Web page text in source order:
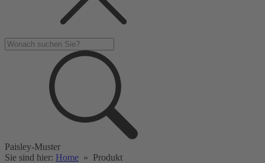
Paisley-Muster
Sie sind hier: Home » Produkt